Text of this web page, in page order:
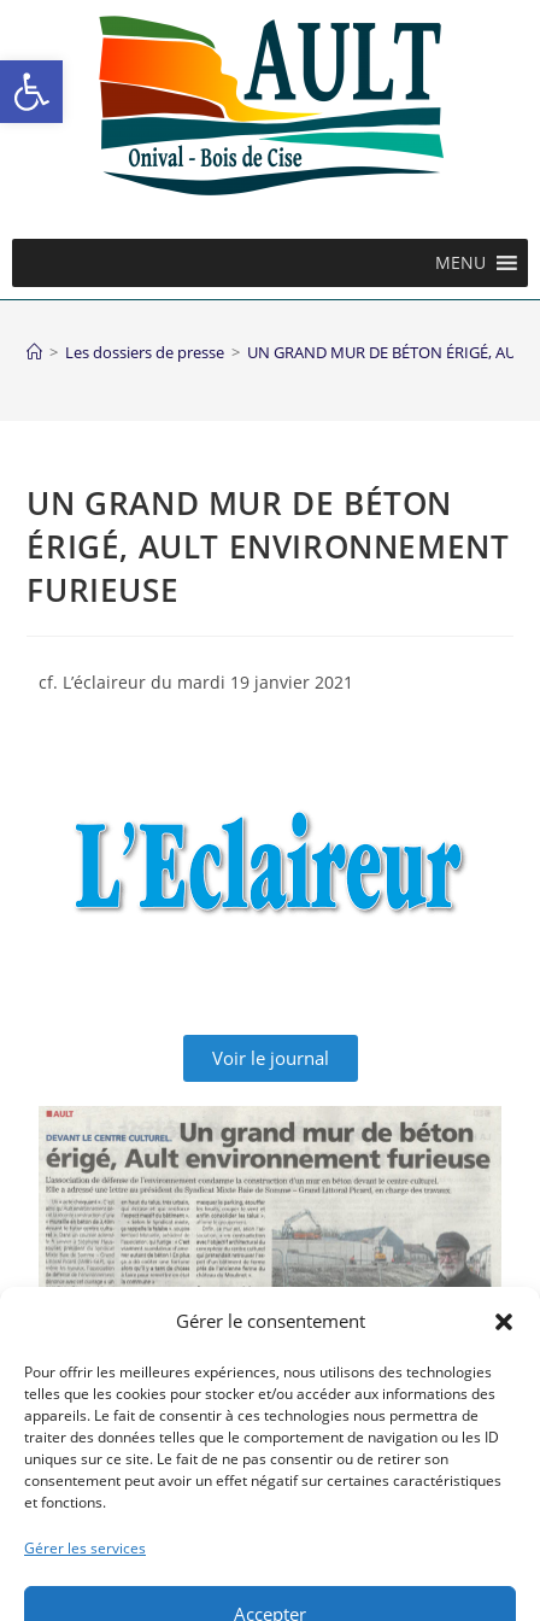
Ouvrir la barre d’outils
Gérer le consentement
Pour offrir les meilleures expériences, nous utilisons des technologies
telles que les cookies pour stocker et/ou accéder aux informations des
appareils. Le fait de consentir à ces technologies nous permettra de
traiter des données telles que le comportement de navigation ou les ID
uniques sur ce site. Le fait de ne pas consentir ou de retirer son
consentement peut avoir un effet négatif sur certaines caractéristiques
et fonctions.
Gérer les services
Accepter
MENU
> Les dossiers de presse > UN GRAND MUR DE BÉTON ÉRIGÉ,
UN GRAND MUR DE BÉTON
ÉRIGÉ, AULT ENVIRONNEMENT
FURIEUSE
cf. L’éclaireur du mardi 19 janvier 2021
Voir le journal
Article précédent
JEAN LOUIS DERCHE – UNE ÉDITION ENRICHIE D’AULT
SOUS L’OCCUPATION
UN VIN CHAUD POUR SOUHAITER LES VOEUX